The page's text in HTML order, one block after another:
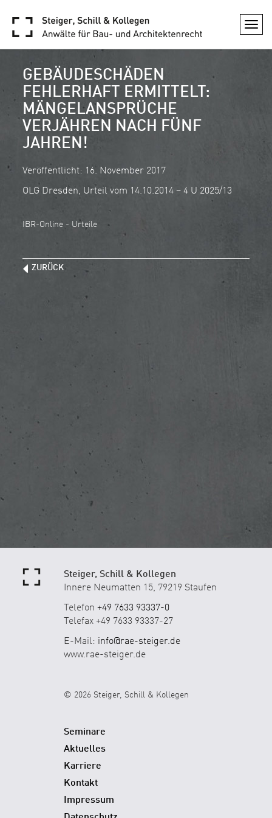
GEBÄUDESCHÄDEN
FEHLERHAFT ERMITTELT:
MÄNGELANSPRÜCHE
VERJÄHREN NACH FÜNF
JAHREN!
Veröffentlicht: 16. November 2017
OLG Dresden, Urteil vom 14.10.2014 – 4 U 2025/13
IBR-Online - Urteile
ZURÜCK
Steiger, Schill & Kollegen
Innere Neumatten 15, 79219 Staufen
Telefon +49 7633 93337-0
Telefax +49 7633 93337-27
E-Mail: info@rae-steiger.de
www.rae-steiger.de
© 2026 Steiger, Schill & Kollegen
Seminare
Aktuelles
Karriere
Kontakt
Impressum